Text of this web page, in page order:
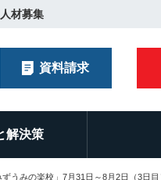
人材募集
資料請求
解決策
うみの楽校」7月31日～8月2日（3日目